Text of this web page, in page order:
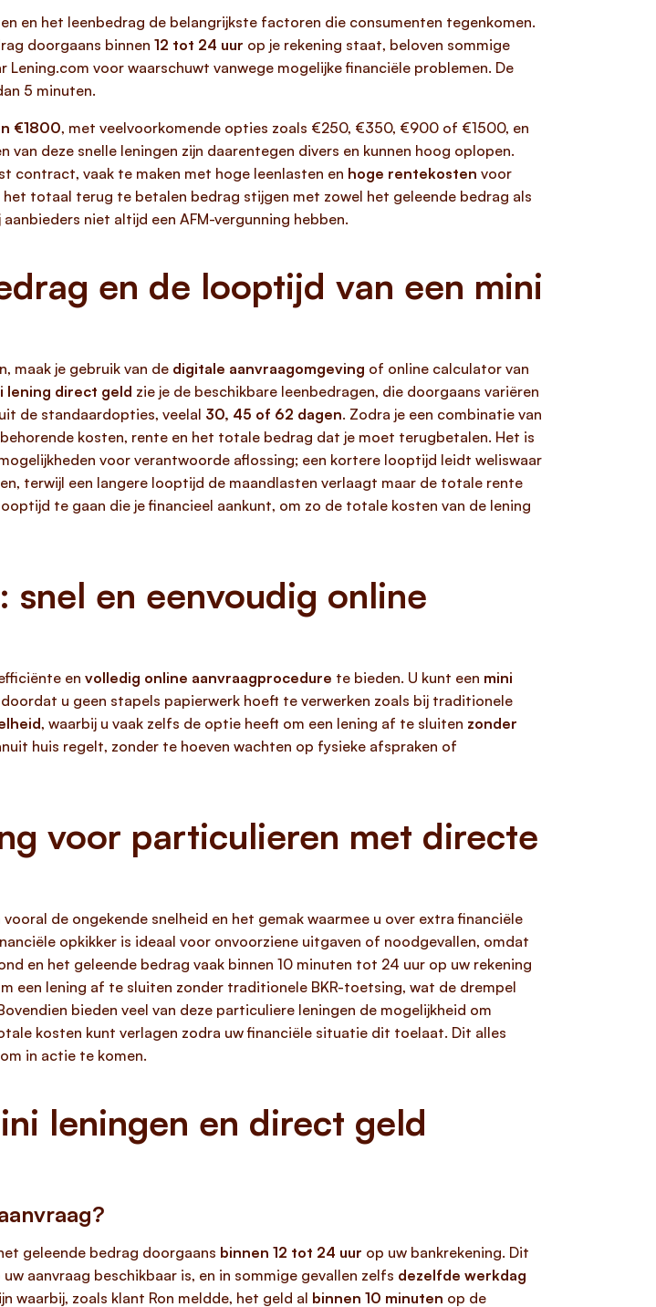
en het leenbedrag de belangrijkste factoren die consumenten tegenkomen.
doorgaans binnen 12 tot 24 uur op je rekening staat, beloven sommige
Lening.com voor waarschuwt vanwege mogelijke financiële problemen. De
5 minuten.
€1800, met veelvoorkomende opties zoals €250, €350, €900 of €1500, en
deze snelle leningen zijn daarentegen divers en kunnen hoog oplopen.
contract, vaak te maken met hoge leenlasten en hoge rentekosten voor
totaal terug te betalen bedrag stijgen met zowel het geleende bedrag als
niet altijd een AFM-vergunning hebben.
en de looptijd van een mini
maak je gebruik van de digitale aanvraagomgeving of online calculator van
lening direct geld zie je de beschikbare leenbedragen, die doorgaans variëren
de standaardopties, veelal 30, 45 of 62 dagen. Zodra je een combinatie van
kosten, rente en het totale bedrag dat je moet terugbetalen. Het is
voor verantwoorde aflossing; een kortere looptijd leidt weliswaar
terwijl een langere looptijd de maandlasten verlaagt maar de totale rente
te gaan die je financieel aankunt, om zo de totale kosten van de lening
snel en eenvoudig online
en volledig online aanvraagprocedure te bieden. U kunt een mini
u geen stapels papierwerk hoeft te verwerken zoals bij traditionele
, waarbij u vaak zelfs de optie heeft om een lening af te sluiten zonder
huis regelt, zonder te hoeven wachten op fysieke afspraken of
voor particulieren met directe
de ongekende snelheid en het gemak waarmee u over extra financiële
opkikker is ideaal voor onvoorziene uitgaven of noodgevallen, omdat
en het geleende bedrag vaak binnen 10 minuten tot 24 uur op uw rekening
een lening af te sluiten zonder traditionele BKR-toetsing, wat de drempel
bieden veel van deze particuliere leningen de mogelijkheid om
kosten kunt verlagen zodra uw financiële situatie dit toelaat. Dit alles
in actie te komen.
leningen en direct geld
geleende bedrag doorgaans binnen 12 tot 24 uur op uw bankrekening. Dit
aanvraag beschikbaar is, en in sommige gevallen zelfs dezelfde werkdag
waarbij, zoals klant Ron meldde, het geld al binnen 10 minuten op de